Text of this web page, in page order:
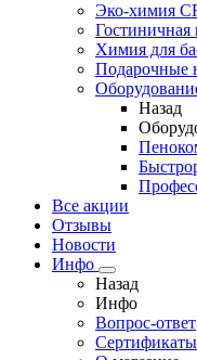
Эко-химия
Гостиничная
Химия для
Подарочные
Назад
Все акции
Отзывы
Новости
Инфо
Назад
Инфо
Вопрос-ответ
Сертификаты